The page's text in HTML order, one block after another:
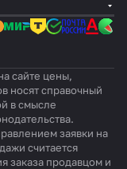
ст
в
сайте цены,
носят справочный
в смысле
заявки на
считается
заказа продавцом и